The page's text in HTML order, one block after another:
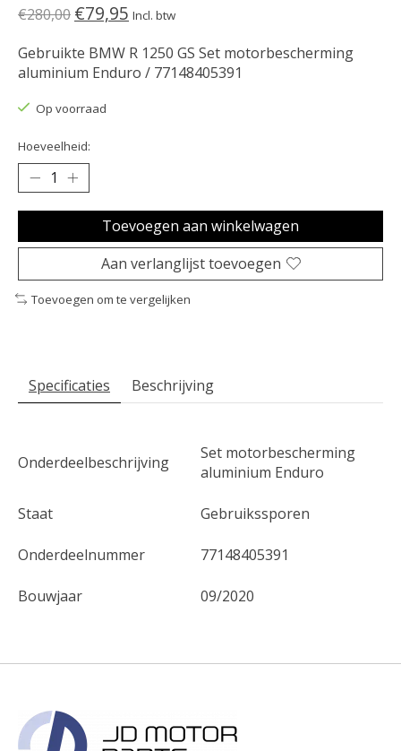
€280,00 €79,95 Incl. btw
Gebruikte BMW R 1250 GS Set motorbescherming
aluminium Enduro / 77148405391
Op voorraad
Hoeveelheid:
Toevoegen aan winkelwagen
Aan verlanglijst toevoegen
Toevoegen om te vergelijken
Specificaties Beschrijving
Onderdeelbeschrijving
Set motorbescherming
aluminium Enduro
Staat Gebruikssporen
Onderdeelnummer 77148405391
Bouwjaar 09/2020